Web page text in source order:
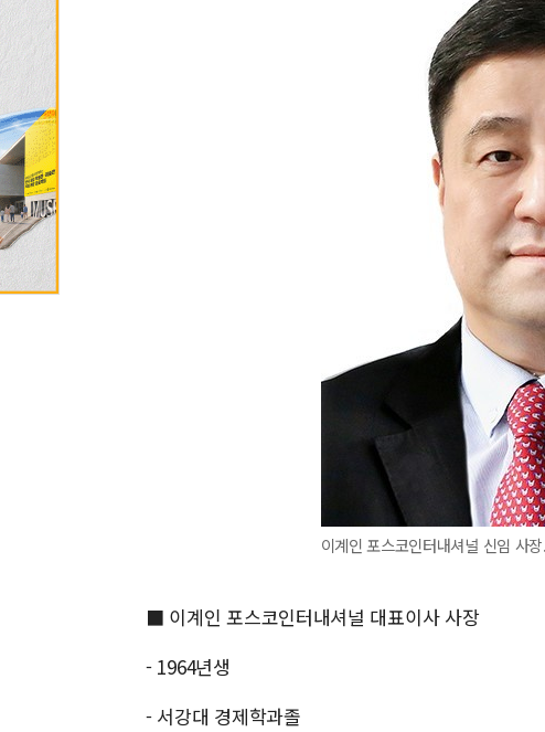
이계인 포스코인터내셔널 신임 사
■ 이계인 포스코인터내셔널 대표이사 사장
- 1964년생
- 서강대 경제학과졸